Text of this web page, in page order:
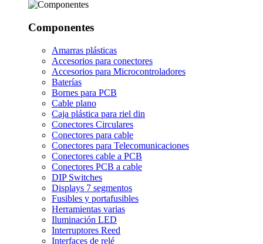
Componentes
Amarras plásticas
Accesorios para conectores
Accesorios para Microcontroladores
Baterías
Bornes para PCB
Cable plano
Caja plástica para riel din
Conectores Circulares
Conectores para cable
Conectores para Telecomunicaciones
Conectores cable a PCB
Conectores PCB a cable
DIP Switches
Displays 7 segmentos
Fusibles y portafusibles
Herramientas varias
Iluminación LED
Interruptores Reed
Interfaces de relé